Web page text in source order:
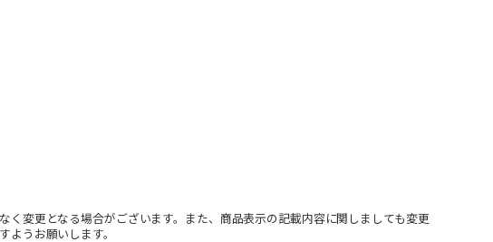
変更となる場合がございます。また、商品表示の記載内容に関しましても変更
ようお願いします。